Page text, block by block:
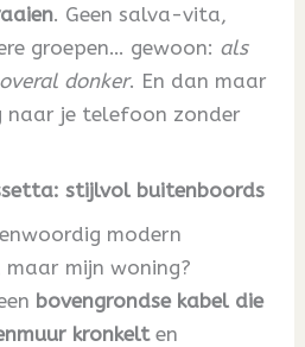
. Geen salva-vita,
groepen… gewoon: als
donker. En dan maar
naar je telefoon zonder
stijlvol buitenboords
modern
maar mijn woning?
bovengrondse kabel die
kronkelten